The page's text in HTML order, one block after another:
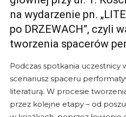
na wydarzenie pn.
po DRZEWACH”, czyli
tworzenia spacerów
Podczas spotkania uczestnicy
scenariusz spaceru
literaturą. W procesie
przez kolejne etapy – od